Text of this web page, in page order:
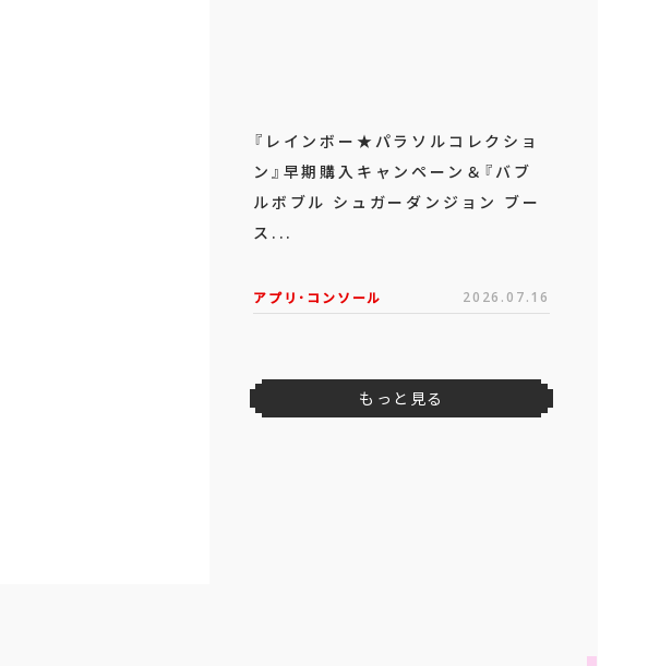
『レインボー★パラソルコレクショ
ン』早期購入キャンペーン＆『バブ
ルボブル シュガーダンジョン ブー
ス...
アプリ･コンソール 2026.07.16
もっと見る